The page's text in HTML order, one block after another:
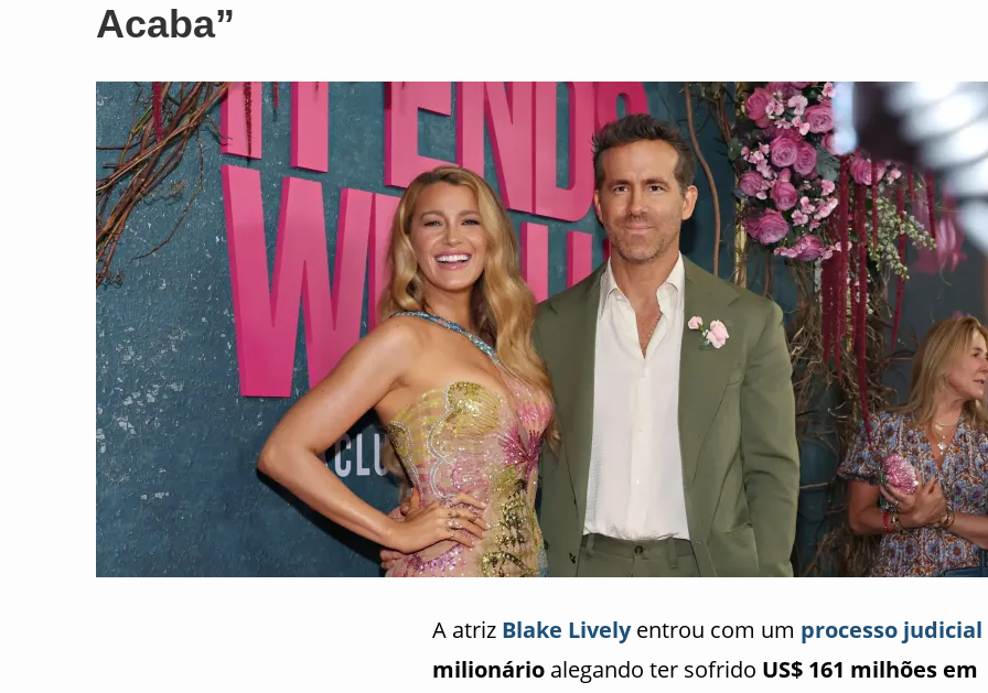
Acaba”
A atriz Blake Livelyentrou com um processo judicial
milionário alegando ter sofrido US$ 161 milhões em